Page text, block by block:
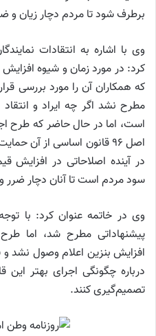
برطرف شود تا مردم دچار زیان و
وی با اشاره به انتقادات
کرد: در مورد زمان و شیوه
که همکاران آن را مورد بررسی
مطرح نشد اگر چه ایراد و
است، اما در حال حاضر که طرح
اصل ۹۶ قانون اساسی از آن
در آینده اصلاحاتی در افزایش
سود مردم است تا آنان دچار ضرر
وی در خاتمه عنوان کرد: با
پیشنهاداتی مطرح شد، اما
افزایش بنزین اعلام وصول
درباره چگونگی اجرای بهتر
تصمیم‌گیری کنند.